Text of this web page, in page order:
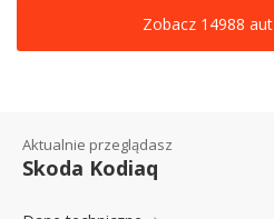
Zobacz 14988 aut
Aktualnie przeglądasz
Skoda Kodiaq